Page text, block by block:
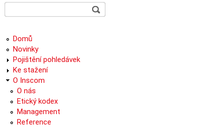
Hlavní menu
Domů
Novinky
Pojištění pohledávek
Ke stažení
O Inscom
O nás
Etický kodex
Management
Reference